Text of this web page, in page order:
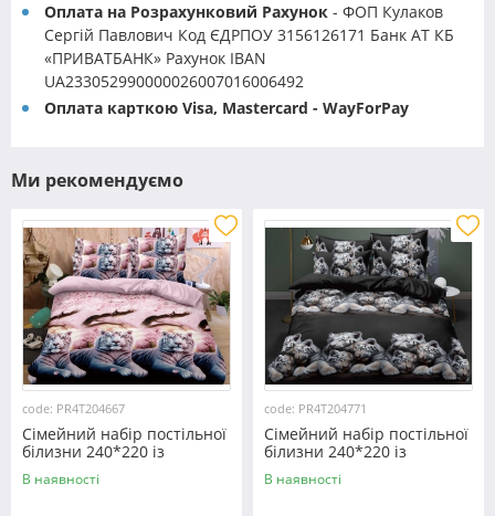
Оплата на Розрахунковий Рахунок - ФОП Кулаков
Сергій Павлович Код ЄДРПОУ 3156126171 Банк АТ КБ
«ПРИВАТБАНК» Рахунок IBAN
UA233052990000026007016006492
Оплата карткою Visa, Mastercard - WayForPay
Ми рекомендуємо
code: PR4T204667
Сімейний набір постільної
білизни 240*220 із
полікотону №204667
Черешенька™
В наявності
code: PR4T204771
Сімейний набір постільної
білизни 240*220 із
полікотону №204771
Черешенька™
В наявності